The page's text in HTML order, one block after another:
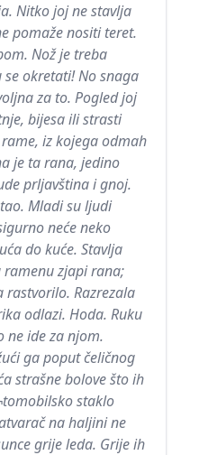
Nitko joj ne stavlja
pomaže nositi teret.
Nož je treba
okretati! No snaga
za to. Pogled joj
bijesa ili strasti
iz kojega odmah
je ta rana, jedino
prljavština i gnoj.
Mladi su ljudi
neće neko
do kuće. Stavlja
ramenu zjapi rana;
rastvorilo. Razrezala
odlazi. Hoda. Ruku
ne ide za njom.
ga poput čeličnog
strašne bolove što ih
staklo
na haljini ne
grije leda. Grije ih